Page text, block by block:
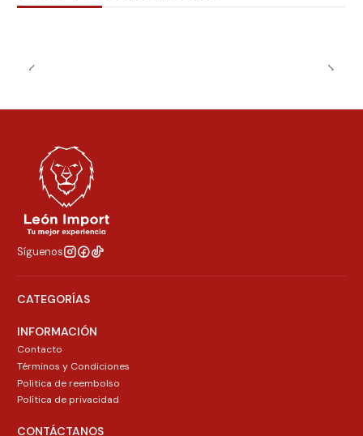
Síguenos
CATEGORÍAS
INFORMACIÓN
Contacto
Términos y Condiciones
Politica de reembolso
Política de privacidad
CONTÁCTANOS